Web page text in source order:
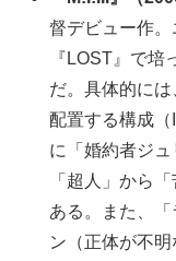
督デビュー作
『LOST』で
だ。具体的に
配置する構成
に「婚約者ジ
「超人」から
ある。また、
ン（正体が不